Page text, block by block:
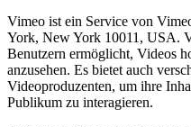
Vimeo ist ein Service von
York, New York 10011, USA.
Benutzern ermöglicht, Videos
anzusehen. Es bietet auch
Videoproduzenten, um ihre
Publikum zu interagieren.